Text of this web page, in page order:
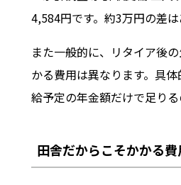
4,584円です。約3万円の差
また一般的に、リタイア後
かる費用は異なります。具
給予定の年金額だけで足り
田舎だからこそかかる